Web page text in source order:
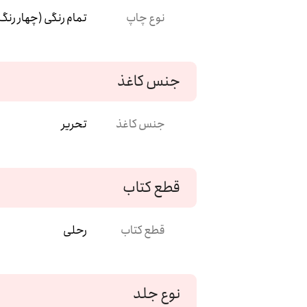
نوع چاپ تمام رنگی (چهار
جنس کاغذ
جنس کاغذ تحریر
قطع کتاب
قطع کتاب رحلی
نوع جلد